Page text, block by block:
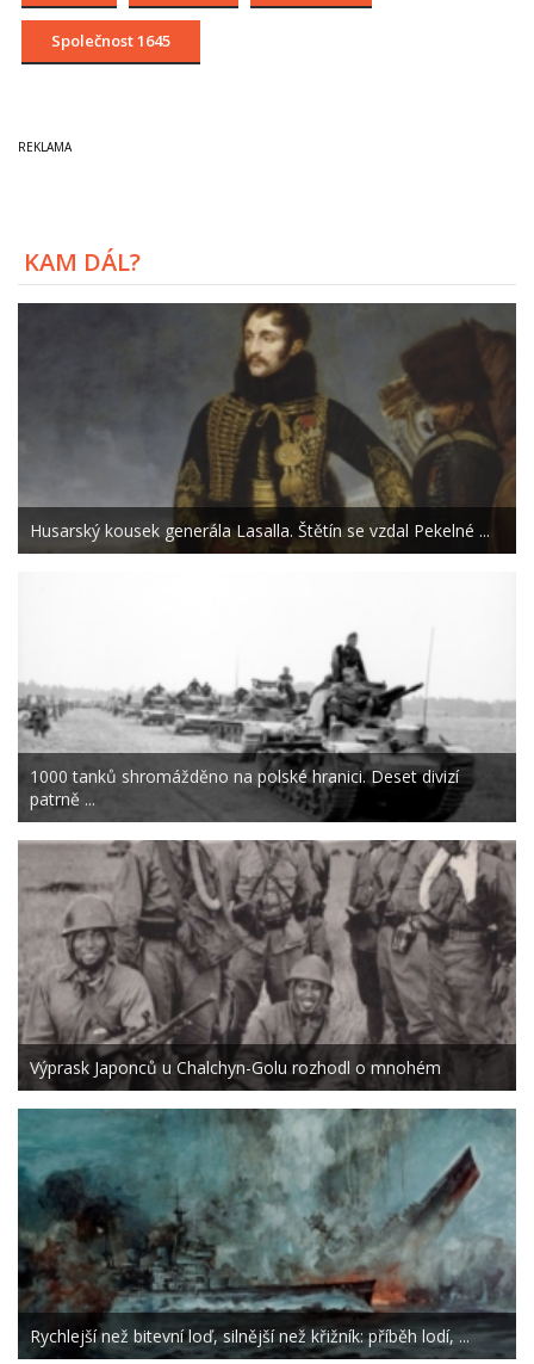
Společnost 1645
KAM DÁL?
Husarský kousek generála Lasalla. Štětín se vzdal Pekelné ...
1000 tanků shromážděno na polské hranici. Deset divizí
patrně ...
Výprask Japonců u Chalchyn-Golu rozhodl o mnohém
Rychlejší než bitevní loď, silnější než křižník: příběh lodí, ...